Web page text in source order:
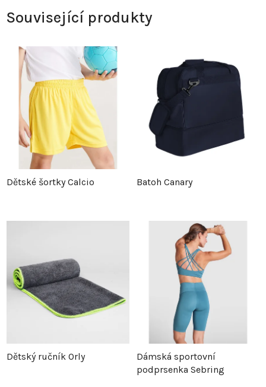
Související produkty
Dětské šortky Calcio Batoh Canary
Dětský ručník Orly
Dámská sportovní
podprsenka Sebring